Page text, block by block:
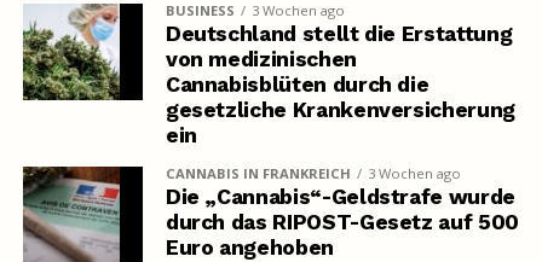
BUSINESS 3 Wochen ago
Deutschland stellt die Erstattung
von medizinischen
Cannabisblüten durch die
gesetzliche Krankenversicherung
ein
CANNABIS IN FRANKREICH 3 Wochen ago
Die „Cannabis“-Geldstrafe wurde
durch das RIPOST-Gesetz auf 500
Euro angehoben